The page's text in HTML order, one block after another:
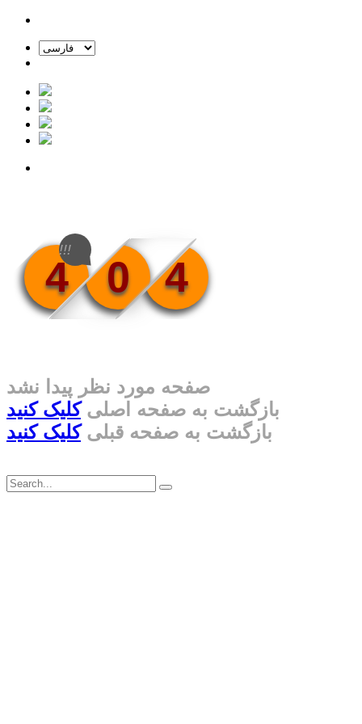
4 0 4
!!!
صفحه مورد نظر پیدا نشد
بازگشت به صفحه اصلیکلیک کنید
بازگشت به صفحه قبلیکلیک کنید